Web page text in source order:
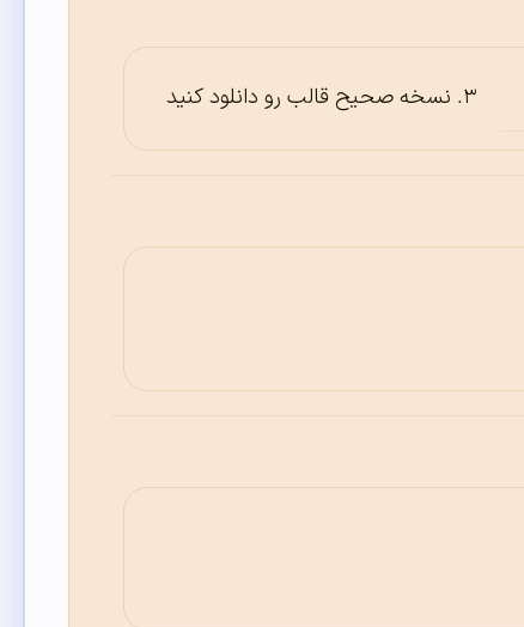
نسخه صحیح قالب رو دانلود کنید